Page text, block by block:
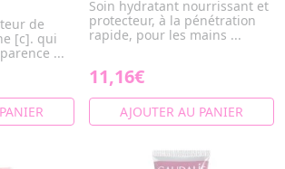
de
[c]. qui
...
Soin hydratant nourrissant et
protecteur, à la pénétration
rapide, pour les mains ...
11,16€
AJOUTER AU PANIER